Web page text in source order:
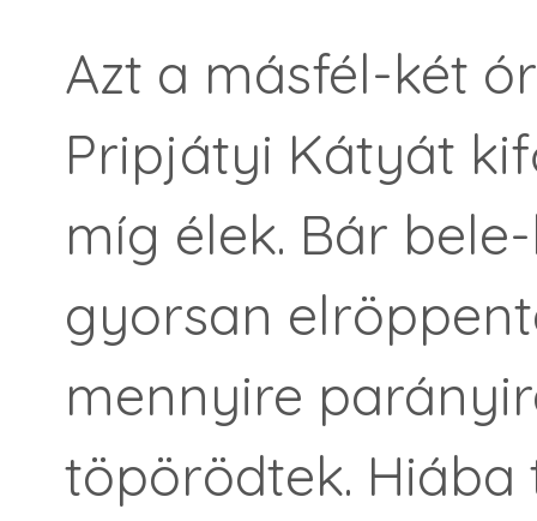
Azt a másfél-két
Pripjátyi Kátyát
míg élek. Bár
gyorsan
mennyire
töpörödtek.